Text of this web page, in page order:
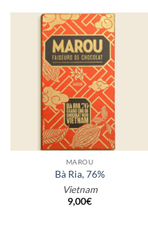
MAROU
Bà Ria, 76%
Vietnam
9,00€